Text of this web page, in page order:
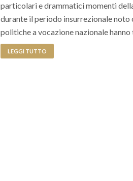
particolari e drammatici momenti
durante il periodo insurrezionale noto
politiche a vocazione nazionale
LEGGI TUTTO